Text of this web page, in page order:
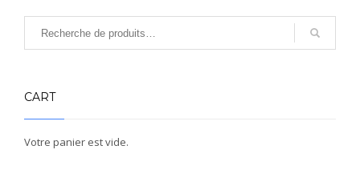
CART
Votre panier est vide.